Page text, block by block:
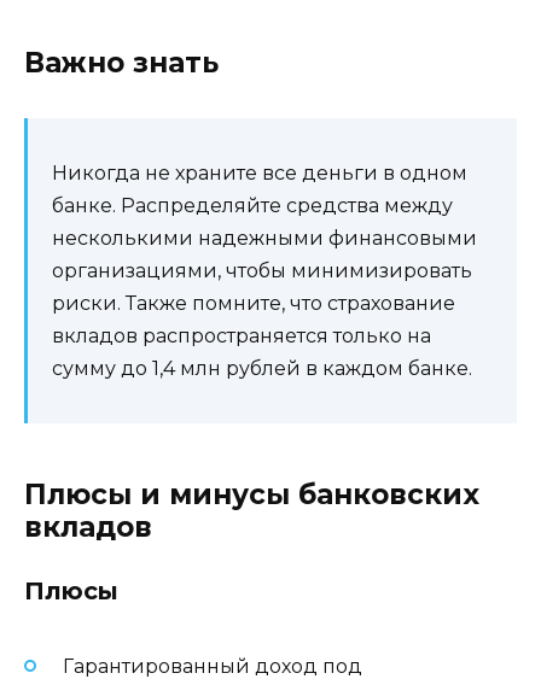
Важно знать
Никогда не храните все деньги в одном
банке. Распределяйте средства между
несколькими надежными финансовыми
организациями, чтобы минимизировать
риски. Также помните, что страхование
вкладов распространяется только на
сумму до 1,4 млн рублей в каждом банке.
Плюсы и минусы банковских
вкладов
Плюсы
Гарантированный доход под